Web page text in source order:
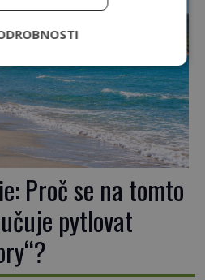
Proč se na tomto
pytlovat